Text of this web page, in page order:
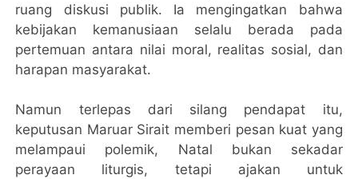
ruang diskusi publik. Ia mengingatkan bahwa
kebijakan kemanusiaan selalu berada pada
pertemuan antara nilai moral, realitas sosial, dan
harapan masyarakat.
Namun terlepas dari silang pendapat itu,
keputusan Maruar Sirait memberi pesan kuat yang
melampaui polemik, Natal bukan sekadar
perayaan liturgis, tetapi ajakan untuk